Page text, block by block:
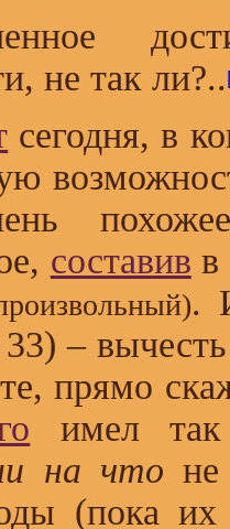
не так ли?..
сегодня, в
составив в
.
–
прямо
имел так
на что не
(пока